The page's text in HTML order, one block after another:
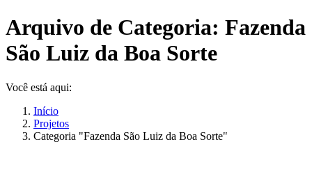
Arquivo de Categoria: Fazenda
São Luiz da Boa Sorte
Você está aqui:
Início
Projetos
Categoria "Fazenda São Luiz da Boa Sorte"